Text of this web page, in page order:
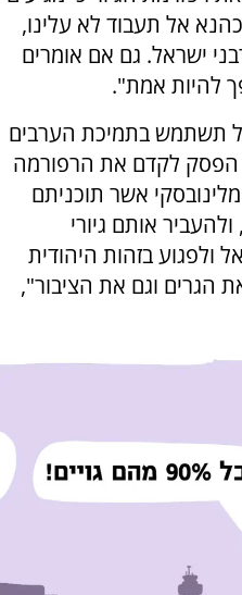
כהנא אל תעבוד לא עלינו,
ישראל. גם אם אומרים
תשתמש בתמיכת הערבים
הפסק לקדם את הרפורמה
אשר תוכניתם
אותם גיורי
ולפגוע בזהות היהודית
הגרים וגם את הציבור",